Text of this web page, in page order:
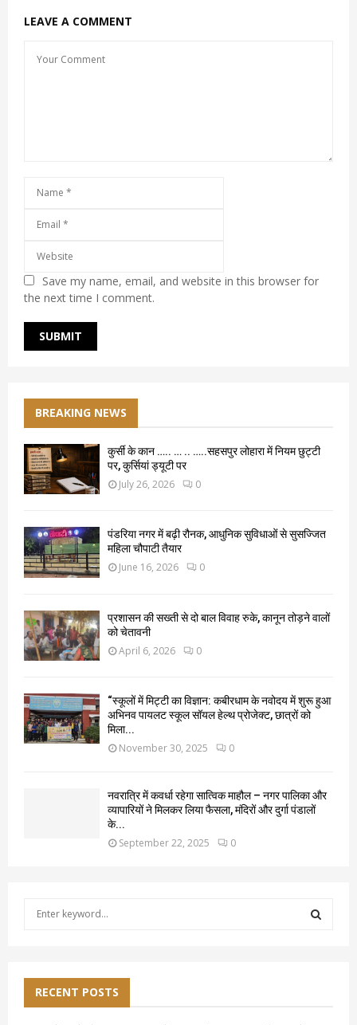
LEAVE A COMMENT
Save my name, email, and website in this browser for
the next time I comment.
BREAKING NEWS
कुर्सी के कान ….. … .. …..सहसपुर लोहारा में नियम छुट्टी
पर, कुर्सियां ड्यूटी पर
July 26, 2026 0
पंडरिया नगर में बढ़ी रौनक, आधुनिक सुविधाओं से सुसज्जित
महिला चौपाटी तैयार
June 16, 2026 0
प्रशासन की सख्ती से दो बाल विवाह रुके, कानून तोड़ने वालों
को चेतावनी
April 6, 2026 0
“स्कूलों में मिट्टी का विज्ञान: कबीरधाम के नवोदय में शुरू हुआ
अभिनव पायलट स्कूल सॉयल हेल्थ प्रोजेक्ट, छात्रों को
मिला...
November 30, 2025 0
नवरात्रि में कवर्धा रहेगा सात्विक माहौल – नगर पालिका और
व्यापारियों ने मिलकर लिया फैसला, मंदिरों और दुर्गा पंडालों
के...
September 22, 2025 0
f
RECENT POSTS